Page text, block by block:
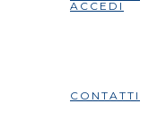
ACCEDI
CONTATTI